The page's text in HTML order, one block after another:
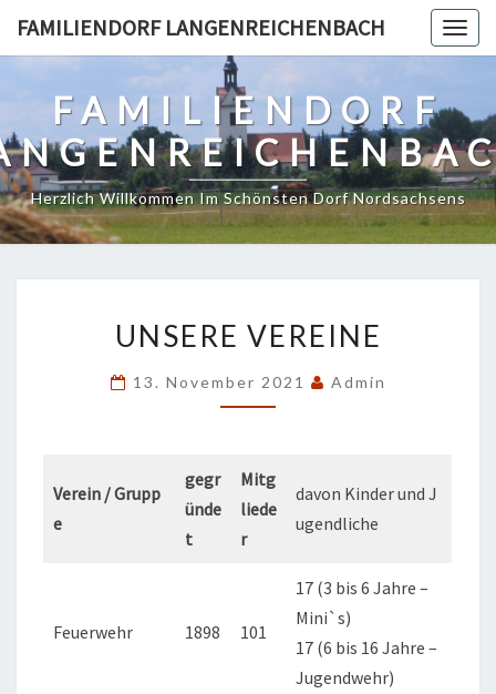
content
FAMILIENDORF LANGENREICHENBACH
FAMILIENDORF
Herzlich Willkommen Im Schönsten Dorf Nordsachsens
VEREINE
UNSERE VEREINE
13. November 2021 Admin
Verein / Grupp
e
gegr
ünde
t
Mitg
liede
r
davon Kinder und J
ugendliche
Feuerwehr 1898 101
17 (3 bis 6 Jahre –
Mini`s)
17 (6 bis 16 Jahre –
Jugendwehr)